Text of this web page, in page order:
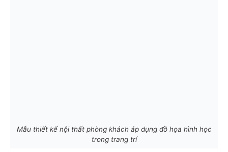
Mẫu thiết kế nội thất phòng khách áp dụng đồ họa hình học
trong trang trí